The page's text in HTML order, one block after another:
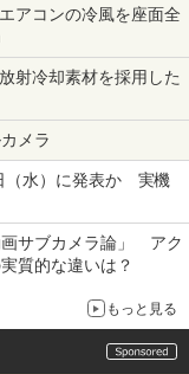
アコンの冷風を座面全
射冷却素材を採用した
カメラ
（水）に発表か 実機
画サブカメラ論」 アク
質的な違いは？
もっと見る